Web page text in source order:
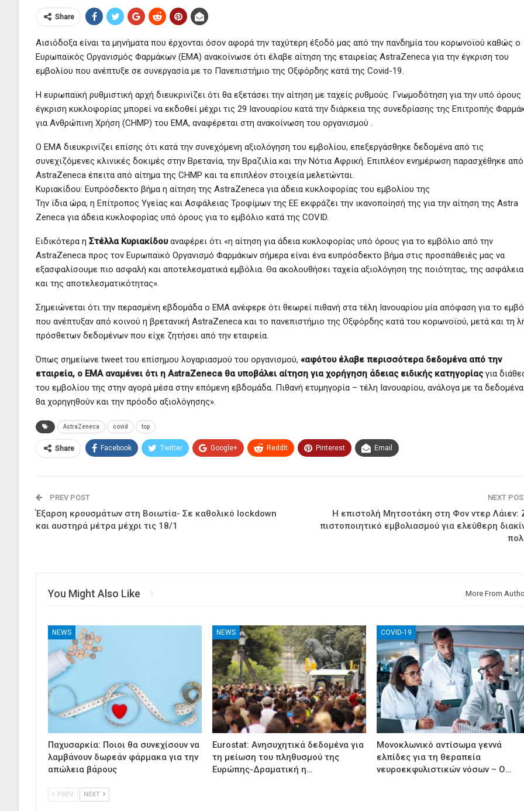
Share
Αισιόδοξα είναι τα μηνήματα που έρχονται όσον αφορά την ταχύτερη έξοδό μας από την πανδημία του κορωνοϊού καθώς ο
Ευρωπαϊκός Οργανισμός Φαρμάκων (EMA) ανακοίνωσε ότι έλαβε αίτηση της εταιρείας AstraZeneca για την έγκριση του
εμβολίου που ανέπτυξε σε συνεργασία με το Πανεπιστήμιο της Οξφόρδης κατά της Covid-19.
Η ευρωπαϊκή ρυθμιστική αρχή διευκρινίζει ότι θα εξετάσει την αίτηση με ταχείς ρυθμούς. Γνωμοδότηση για την υπό όρους
έγκριση κυκλοφορίας μπορεί να εκδοθεί μέχρι τις 29 Ιανουαρίου κατά την διάρκεια της συνεδρίασης της Επιτροπής
για Ανθρώπινη Χρήση (CHMP) του EMA, αναφέρεται στη ανακοίνωση του οργανισμού .
Ο EMA διευκρινίζει επίσης ότι κατά την συνεχόμενη αξιολόγηση του εμβολίου, επεξεργάσθηκε δεδομένα από τις
συνεχιζόμενες κλινικές δοκιμές στην Βρετανία, την Βραζιλία και την Νότια Αφρική. Επιπλέον ενημέρωση παρασχέθηκε
AstraZeneca έπειτα από αίτημα της CHMP και τα επιπλέον στοιχεία μελετώνται.
Κυριακίδου: Ευπρόσδεκτο βήμα η αίτηση της AstraZeneca για άδεια κυκλοφορίας του εμβολίου της
Την ίδια ώρα, η Επίτροπος Υγείας και Ασφάλειας Τροφίμων της ΕΕ εκφράζει την ικανοποίησή της για την αίτηση της Astra
Zeneca για άδεια κυκλοφορίας υπό όρους για το εμβόλιο κατά της COVID.
Ειδικότερα η Στέλλα Κυριακίδουαναφέρει ότι «η αίτηση για άδεια κυκλοφορίας υπό όρους για το εμβόλιο από την
AstraZeneca προς τον Ευρωπαϊκό Οργανισμό Φαρμάκων σήμερα είναι ένα ευπρόσδεκτο βήμα στις προσπάθειές μας να
εξασφαλίσουμε πιο ασφαλή και αποτελεσματικά εμβόλια. Θα ακολουθήσει ταχεία αξιολόγηση της ποιότητας, της
και της αποτελεσματικότητας».
Σημειώνεται ότι την περασμένη εβδομάδα ο EMA ανέφερε ότι θεωρεί πιθανή στα τέλη Ιανουαρίου μία απόφαση για το
που ανέπτυξαν από κοινού η βρετανική AstraZeneca και το πανεπιστήμιο της Οξφόρδης κατά του κορωνοϊού, μετά και τη
πρόσθετων δεδομένων που είχε ζητήσει από την εταιρεία.
Όπως σημείωνε tweet του επίσημου λογαριασμού του οργανισμού, «αφότου έλαβε περισσότερα δεδομένα από την
εταιρεία, ο EMA αναμένει ότι η AstraZeneca θα υποβάλει αίτηση για χορήγηση άδειας ειδικής κατηγορίας για
του εμβολίου της στην αγορά μέσα στην επόμενη εβδομάδα. Πιθανή ετυμηγορία – τέλη Ιανουαρίου, ανάλογα με τα
θα χορηγηθούν και την πρόοδο αξιολόγησης».
AstraZeneca covid top
Share Facebook Twitter Google+ ReddIt Pinterest Email
PREV POST
Έξαρση κρουσμάτων στη Βοιωτία- Σε καθολικό lockdown
και αυστηρά μέτρα μέχρι τις 18/1
NEXT
Η επιστολή Μητσοτάκη στη Φον ντερ Λάιεν:
πιστοποιητικό εμβολιασμού για ελεύθερη
You Might Also Like More From
NEWS
Παχυσαρκία: Ποιοι θα συνεχίσουν να
λαμβάνουν δωρεάν φάρμακα για την
απώλεια βάρους
NEWS
Eurostat: Ανησυχητικά δεδομένα για
τη μείωση του πληθυσμού της
Ευρώπης-Δραματική η…
COVID-19
Μονοκλωνικό αντίσωμα γεννά
ελπίδες για τη θεραπεία
νευροεκφυλιστικών νόσων – Ο…
PREV NEXT